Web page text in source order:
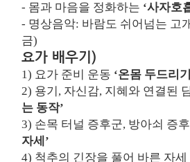
- 몸과 마음을 정화하는 ‘사자호
- 명상음악: 바람도 쉬어넘는 고
금)
요가 배우기 )
1) 요가 준비 운동 ‘온몸 두드리
2) 용기 , 자신감, 지혜와 연결된
는 동작’
3) 손목 터널 증후군, 방아쇠 증
자세 ’
4) 척추의 긴장을 풀어 바른 자세